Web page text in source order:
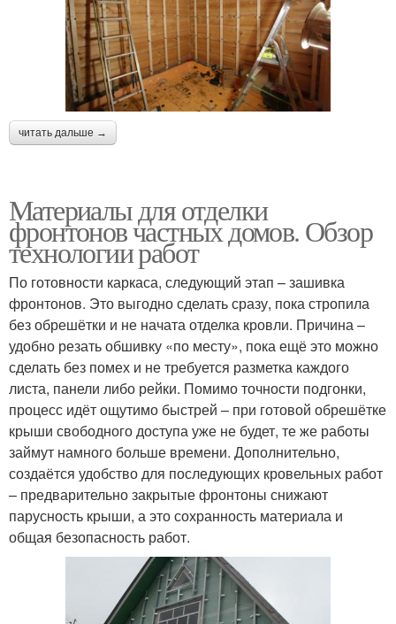
читать дальше →
Материалы для отделки
фронтонов частных домов. Обзор
технологии работ
По готовности каркаса, следующий этап – зашивка
фронтонов. Это выгодно сделать сразу, пока стропила
без обрешётки и не начата отделка кровли. Причина –
удобно резать обшивку «по месту», пока ещё это можно
сделать без помех и не требуется разметка каждого
листа, панели либо рейки. Помимо точности подгонки,
процесс идёт ощутимо быстрей – при готовой обрешётке
крыши свободного доступа уже не будет, те же работы
займут намного больше времени. Дополнительно,
создаётся удобство для последующих кровельных работ
– предварительно закрытые фронтоны снижают
парусность крыши, а это сохранность материала и
общая безопасность работ.